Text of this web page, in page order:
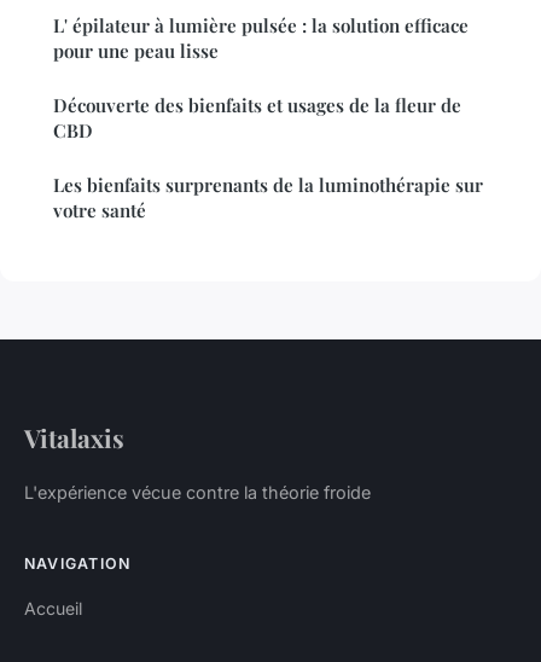
L' épilateur à lumière pulsée : la solution efficace
pour une peau lisse
Découverte des bienfaits et usages de la fleur de
CBD
Les bienfaits surprenants de la luminothérapie sur
votre santé
Vitalaxis
L'expérience vécue contre la théorie froide
NAVIGATION
Accueil